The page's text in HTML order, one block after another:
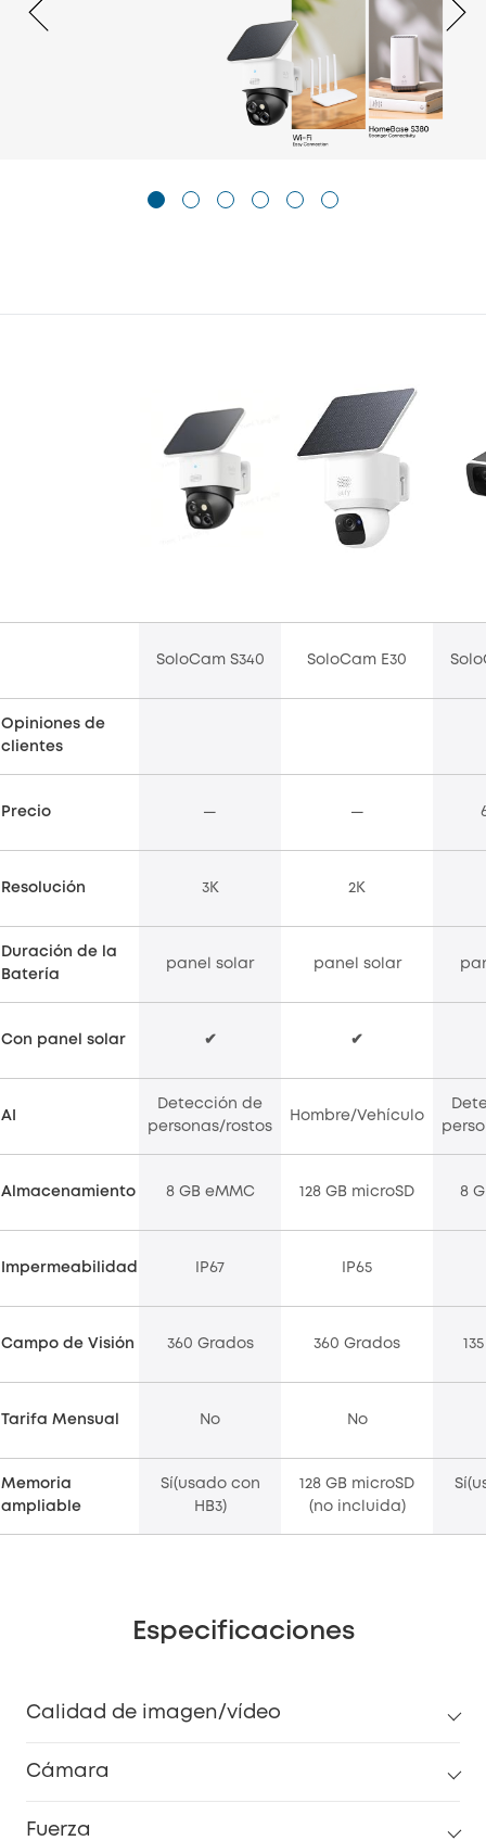
SoloCam S340 SoloCam E30
Opiniones de
clientes
Precio — —
Resolución 3K 2K
Duración de la
Batería
panel solar panel solar
Con panel solar ✔ ✔
AI
Detección de
personas/rostos
Hombre/Vehículo
Almacenamiento 8 GB eMMC 128 GB microSD 8
Impermeabilidad IP67 IP65
Campo de Visión 360 Grados 360 Grados
Tarifa Mensual No No
Memoria
ampliable
Sí(usado con
HB3)
128 GB microSD
(no incluida)
Especificaciones
Calidad de imagen/vídeo
Cámara
Fuerza